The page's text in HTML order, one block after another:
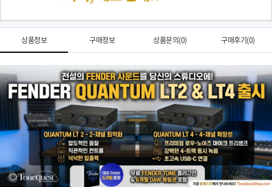
상품정보 구매정보 상품문의(0) 구매후기(0)